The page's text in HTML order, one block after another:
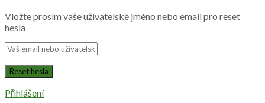
Vložte prosím vaše uživatelské jméno nebo email pro reset
hesla
Přihlášení